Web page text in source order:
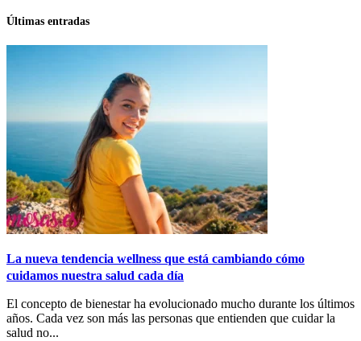
Últimas entradas
La nueva tendencia wellness que está cambiando cómo
cuidamos nuestra salud cada día
El concepto de bienestar ha evolucionado mucho durante los últimos
años. Cada vez son más las personas que entienden que cuidar la
salud no...